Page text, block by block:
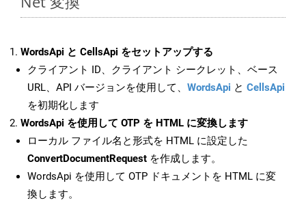
WordsApi と CellsApi をセットアップする
クライアント ID、クライアント シークレット、ベース
URL、API バージョンを使用して、 WordsApi と CellsApi
を初期化します
WordsApi を使用して OTP を HTML に変換します
ローカル ファイル名と形式を HTML に設定した
ConvertDocumentRequest を作成します。
WordsApi を使用して OTP ドキュメントを HTML に変
換します。